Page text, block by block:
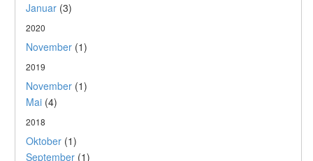
Januar (3)
2020
November (1)
2019
November (1)
Mai (4)
2018
Oktober (1)
September (1)